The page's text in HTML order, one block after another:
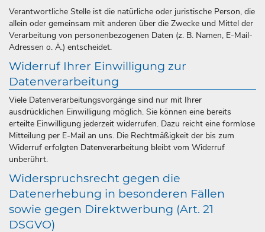
Verantwortliche Stelle ist die natürliche oder juristische Person, die
allein oder gemeinsam mit anderen über die Zwecke und Mittel der
Verarbeitung von personenbezogenen Daten (z. B. Namen, E-Mail-
Adressen o. Ä.) entscheidet.
Widerruf Ihrer Einwilligung zur
Datenverarbeitung
Viele Datenverarbeitungsvorgänge sind nur mit Ihrer
ausdrücklichen Einwilligung möglich. Sie können eine bereits
erteilte Einwilligung jederzeit widerrufen. Dazu reicht eine formlose
Mitteilung per E-Mail an uns. Die Rechtmäßigkeit der bis zum
Widerruf erfolgten Datenverarbeitung bleibt vom Widerruf
unberührt.
Widerspruchsrecht gegen die
Datenerhebung in besonderen Fällen
sowie gegen Direktwerbung (Art. 21
DSGVO)